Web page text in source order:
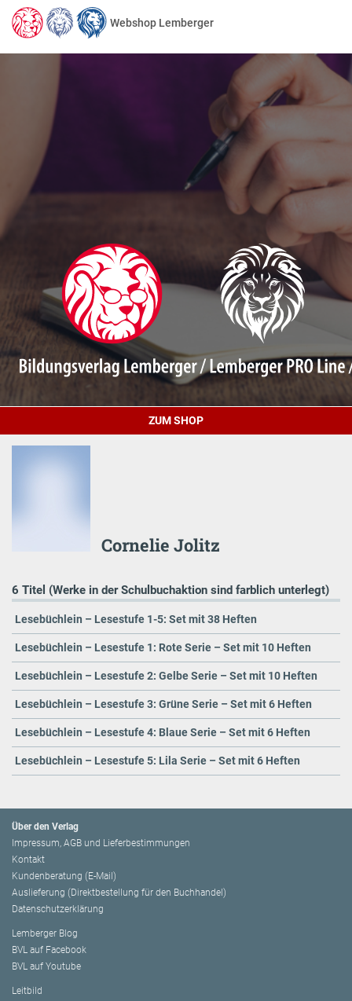
Webshop Lemberger
ZUM SHOP
Cornelie Jolitz
6 Titel (Werke in der Schulbuchaktion sind farblich unterlegt)
Lesebüchlein – Lesestufe 1-5: Set mit 38 Heften
Lesebüchlein – Lesestufe 1: Rote Serie – Set mit 10 Heften
Lesebüchlein – Lesestufe 2: Gelbe Serie – Set mit 10 Heften
Lesebüchlein – Lesestufe 3: Grüne Serie – Set mit 6 Heften
Lesebüchlein – Lesestufe 4: Blaue Serie – Set mit 6 Heften
Lesebüchlein – Lesestufe 5: Lila Serie – Set mit 6 Heften
Über den Verlag
Impressum, AGB und Lieferbestimmungen
Kontakt
Kundenberatung (E-Mail)
Auslieferung (Direktbestellung für den Buchhandel)
Datenschutzerklärung
Lemberger Blog
BVL auf Facebook
BVL auf Youtube
Leitbild